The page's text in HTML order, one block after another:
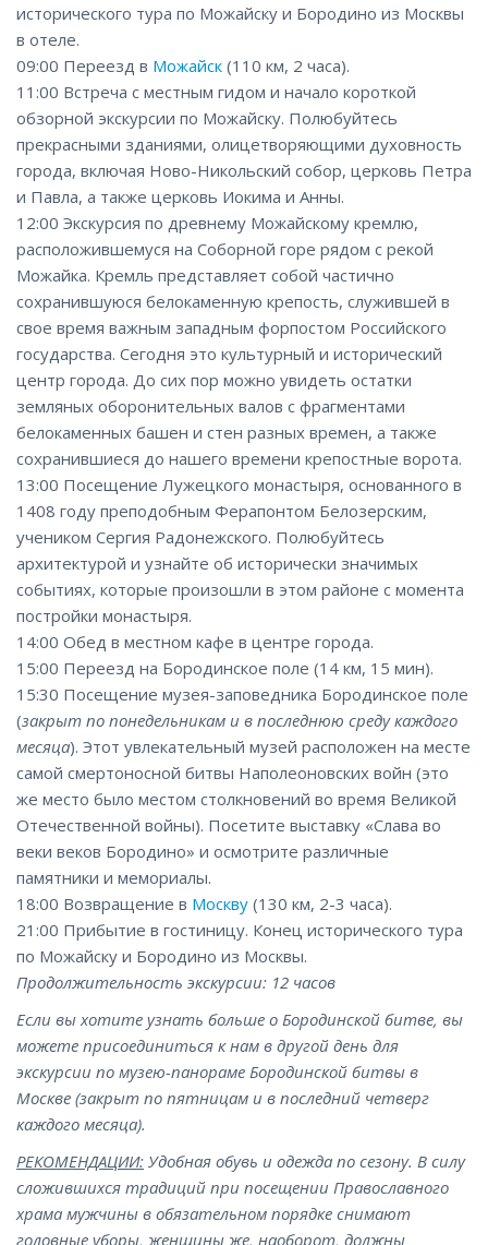
исторического тура по Можайску и Бородино из Москвы
в отеле.
09:00 Переезд в Можайск (110 км, 2 часа).
11:00 Встреча с местным гидом и начало короткой
обзорной экскурсии по Можайску. Полюбуйтесь
прекрасными зданиями, олицетворяющими духовность
города, включая Ново-Никольский собор, церковь Петра
и Павла, а также церковь Иокима и Анны.
12:00 Экскурсия по древнему Можайскому кремлю,
расположившемуся на Соборной горе рядом с рекой
Можайка. Кремль представляет собой частично
сохранившуюся белокаменную крепость, служившей в
свое время важным западным форпостом Российского
государства. Сегодня это культурный и исторический
центр города. До сих пор можно увидеть остатки
земляных оборонительных валов с фрагментами
белокаменных башен и стен разных времен, а также
сохранившиеся до нашего времени крепостные ворота.
13:00 Посещение Лужецкого монастыря, основанного в
1408 году преподобным Ферапонтом Белозерским,
учеником Сергия Радонежского. Полюбуйтесь
архитектурой и узнайте об исторически значимых
событиях, которые произошли в этом районе с момента
постройки монастыря.
14:00 Обед в местном кафе в центре города.
15:00 Переезд на Бородинское поле (14 км, 15 мин).
15:30 Посещение музея-заповедника Бородинское поле
(закрыт по понедельникам и в последнюю среду каждого
месяца). Этот увлекательный музей расположен на месте
самой смертоносной битвы Наполеоновских войн (это
же место было местом столкновений во время Великой
Отечественной войны). Посетите выставку «Слава во
веки веков Бородино» и осмотрите различные
памятники и мемориалы.
18:00 Возвращение в Москву (130 км, 2-3 часа).
21:00 Прибытие в гостиницу. Конец исторического тура
по Можайску и Бородино из Москвы.
Продолжительность экскурсии: 12 часов
Если вы хотите узнать больше о Бородинской битве, вы
можете присоединиться к нам в другой день для
экскурсии по музею-панораме Бородинской битвы в
Москве (закрыт по пятницам и в последний четверг
каждого месяца).
РЕКОМЕНДАЦИИ: Удобная обувь и одежда по сезону. В силу
сложившихся традиций при посещении Православного
храма мужчины в обязательном порядке снимают
головные уборы, женщины же, наоборот, должны